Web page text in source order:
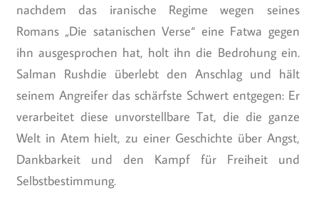
nachdem das iranische Regime wegen seines
Romans „Die satanischen Verse“ eine Fatwa gegen
ihn ausgesprochen hat, holt ihn die Bedrohung ein.
Salman Rushdie überlebt den Anschlag und hält
seinem Angreifer das schärfste Schwert entgegen: Er
verarbeitet diese unvorstellbare Tat, die die ganze
Welt in Atem hielt, zu einer Geschichte über Angst,
Dankbarkeit und den Kampf für Freiheit und
Selbstbestimmung.